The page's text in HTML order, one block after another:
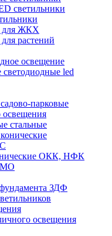
светильники
для ЖКХ
растений
освещение
led
парковые
стальные
ОКК, НФК
МО
ЗДФ
освещения